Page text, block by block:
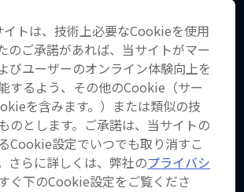
イトは、技術上必要なCookieを使用
のご承諾があれば、当サイトがマー
びユーザーのオンライン体験向上を
するよう、その他のCookie（サー
を含みます。）または類似の技
のとします。ご承諾は、当サイトの
Cookie設定でいつでも取り消すこ
さらに詳しくは、弊社のプライバシ
ぐ下のCookie設定をご覧くださ